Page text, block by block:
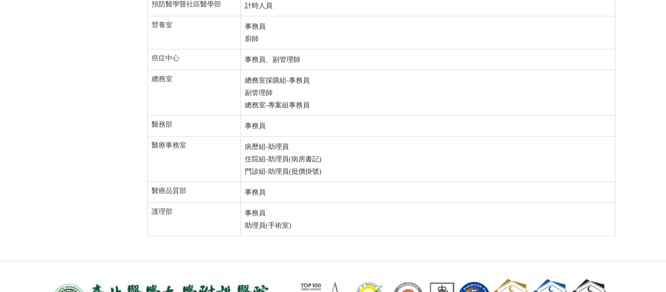
預防醫學暨社區醫學部 計時人員
營養室
事務員
廚師
癌症中心 事務員、副管理師
總務室
總務室採購組-事務員
副管理師
總務室-專案組事務員
醫務部 事務員
醫療事務室
病歷組-助理員
住院組-助理員(病房書記)
門診組-助理員(批價掛號)
醫療品質部 事務員
護理部
事務員
助理員(手術室)